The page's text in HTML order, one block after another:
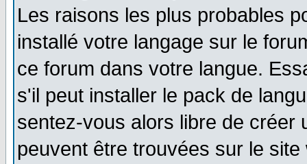
Les raisons les plus probables
installé votre langage sur le
ce forum dans votre langue.
s'il peut installer le pack de
sentez-vous alors libre de créer
peuvent être trouvées sur le